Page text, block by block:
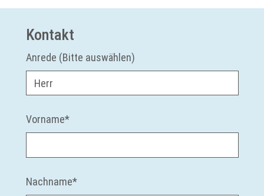
Kontakt
Anrede (Bitte auswählen)
Vorname*
Nachname*